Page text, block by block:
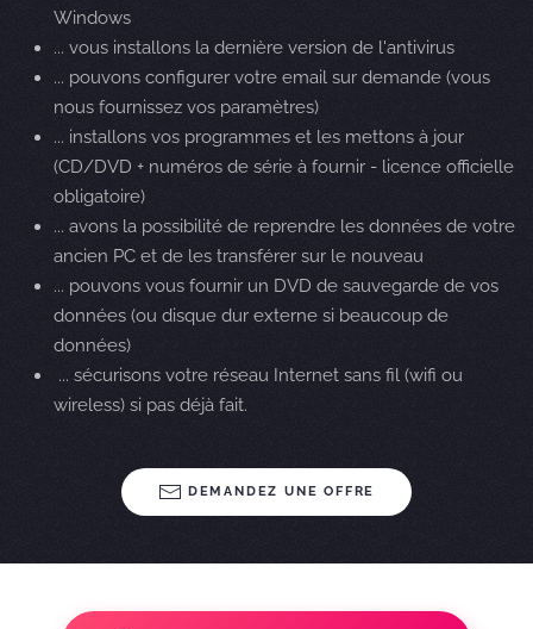
Windows
... vous installons la dernière version de l'antivirus
... pouvons configurer votre email sur demande (vous
nous fournissez vos paramètres)
... installons vos programmes et les mettons à jour
(CD/DVD + numéros de série à fournir - licence officielle
obligatoire)
... avons la possibilité de reprendre les données de votre
ancien PC et de les transférer sur le nouveau
... pouvons vous fournir un DVD de sauvegarde de vos
données (ou disque dur externe si beaucoup de
données)
... sécurisons votre réseau Internet sans fil (wifi ou
wireless) si pas déjà fait.
DEMANDEZ UNE OFFRE